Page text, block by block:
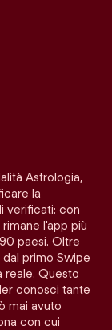
Astrologia,
la
verificati: con
l'app più
paesi. Oltre
primo Swipe
reale. Questo
conosci tante
mai avuto
con cui